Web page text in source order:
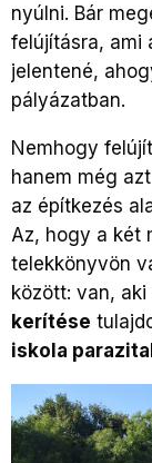
nyúlni. Bár
felújításra, ami
jelentené,
pályázatban.
Nemhogy
hanem még
az építkezés
Az, hogy a két
telekkönyvön
között: van,
kerítése
iskola